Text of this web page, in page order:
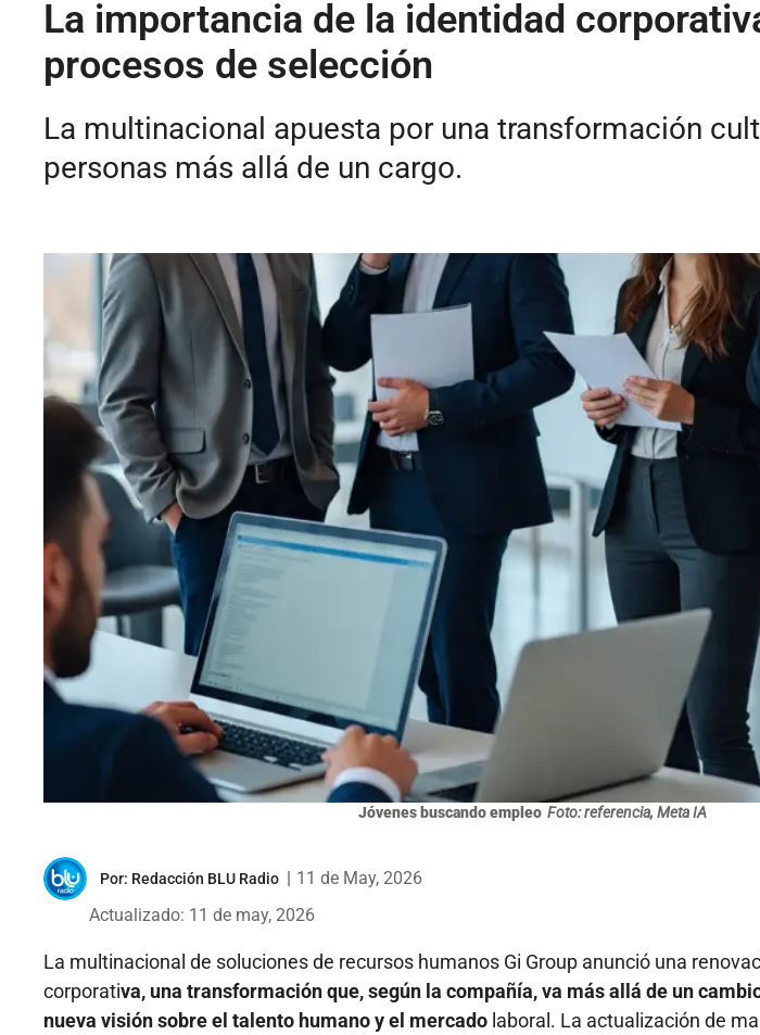
La importancia de la identidad
procesos de selección
La multinacional apuesta por una transformación
personas más allá de un cargo.
Jóvenes buscando empleo Foto: referencia, Meta IA
Por: Redacción BLU Radio
11 de May, 2026
Actualizado: 11 de may, 2026
La multinacional de soluciones de recursos humanos Gi Group anunció una
corporativa, una transformación que, según la compañía, va más allá de un
nueva visión sobre el talento humano y el mercado laboral. La actualización de